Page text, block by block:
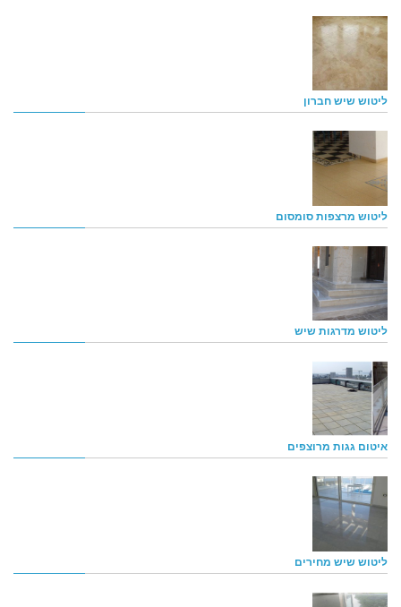
ליטוש שיש חברון
ליטוש מרצפות סומסום
ליטוש מדרגות שיש
איטום גגות מרוצפים
ליטוש שיש מחירים